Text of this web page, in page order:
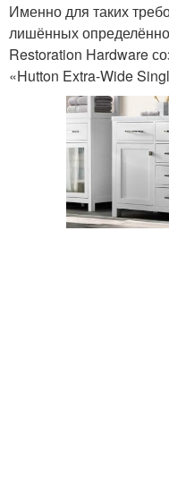
Именно для таких
лишённых
Restoration Hardware
«Hutton Extra-Wide